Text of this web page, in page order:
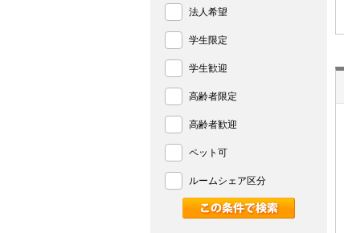
法人希望
学生限定
学生歓迎
高齢者限定
高齢者歓迎
ペット可
ルームシェア区分